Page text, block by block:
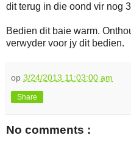
dit terug in die oond vir nog
Bedien dit baie warm.
verwyder voor jy dit bedien.
op 3/24/2013 11:03:00 am
Share
No comments :